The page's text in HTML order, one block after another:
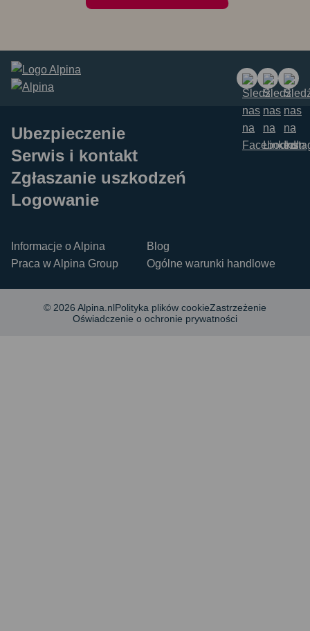
Ubezpieczenie
Serwis i kontakt
Zgłaszanie uszkodzeń
Logowanie
Informacje o Alpina
Blog
Praca w Alpina Group
Ogólne warunki handlowe
© 2026 Alpina.nlPolityka plików cookieZastrzeżenie
Oświadczenie o ochronie prywatności